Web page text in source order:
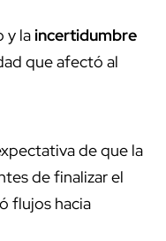
y laincertidumbre
que afectó al
de que la
de finalizar el
flujos hacia